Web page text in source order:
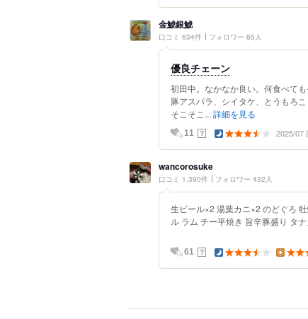
金鯱銀鯱
口コミ 634件 フォロワー 85人
優良チェーン
初田中。なかなか良い。何食べて
豚アスパラ、シイタケ、とうもろ
そこそこ... 詳細を見る
11 ？ 2025/07
wancorosuke
口コミ 1,390件 フォロワー 432人
生ビール×2 湯葉カニ×2 のどぐろ
ル ラム チー平焼き 旨辛豚盛り タ
61 ？